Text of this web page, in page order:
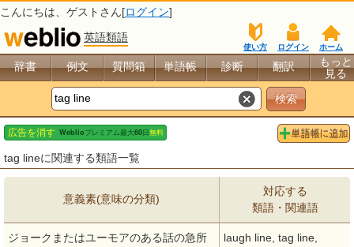
こんにちは、 ゲスト さん[ログイン]
英語類語
ホーム
ログイン
使い方
辞書 例文 質問箱 単語帳 診断 翻訳
もっと
見る
tag lineに関連する類語一覧
意義素(意味の分類)
対応する
類語・関連語
ジョークまたはユーモアのある話の急所
laugh line, tag line,